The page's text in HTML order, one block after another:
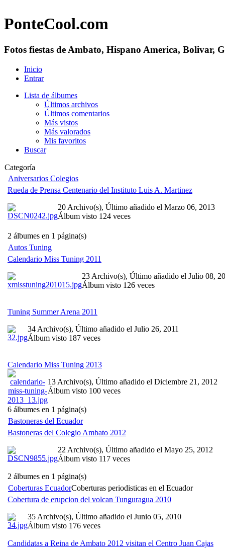
PonteCool.com
Fotos fiestas de Ambato, Hispano America, Bolivar,
Inicio
Entrar
Lista de álbumes
Últimos archivos
Últimos comentarios
Más vistos
Más valorados
Mis favoritos
Buscar
Categoría
Aniversarios Colegios
Rueda de Prensa Centenario del Instituto Luis A. Martinez
20 Archivo(s), Último añadido el Marzo 06, 2013
Álbum visto 124 veces
2 álbumes en 1 página(s)
Autos Tuning
Calendario Miss Tuning 2011
23 Archivo(s), Último añadido el Julio 08,
Álbum visto 126 veces
Tuning Summer Arena 2011
34 Archivo(s), Último añadido el Julio 26, 2011
Álbum visto 187 veces
Calendario Miss Tuning 2013
13 Archivo(s), Último añadido el Diciembre 21, 2012
Álbum visto 100 veces
6 álbumes en 1 página(s)
Bastoneras del Ecuador
Bastoneras del Colegio Ambato 2012
22 Archivo(s), Último añadido el Mayo 25, 2012
Álbum visto 117 veces
2 álbumes en 1 página(s)
Coberturas EcuadorCoberturas periodisticas en el Ecuador
Cobertura de erupcion del volcan Tunguragua 2010
35 Archivo(s), Último añadido el Junio 05, 2010
Álbum visto 176 veces
Candidatas a Reina de Ambato 2012 visitan el Centro Juan Cajas